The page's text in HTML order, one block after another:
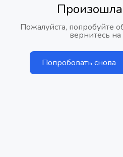
Пожалуйста, попробуйте
вернитесь
Попробовать снова